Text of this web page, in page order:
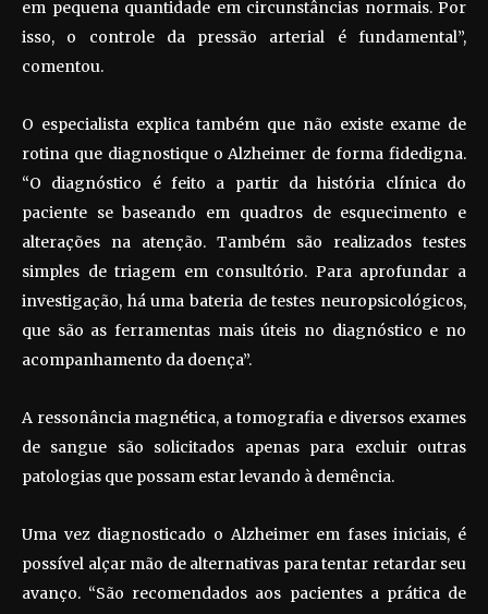
em pequena quantidade em circunstâncias normais. Por
isso, o controle da pressão arterial é fundamental”,
comentou.
O especialista explica também que não existe exame de
rotina que diagnostique o Alzheimer de forma fidedigna.
“O diagnóstico é feito a partir da história clínica do
paciente se baseando em quadros de esquecimento e
alterações na atenção. Também são realizados testes
simples de triagem em consultório. Para aprofundar a
investigação, há uma bateria de testes neuropsicológicos,
que são as ferramentas mais úteis no diagnóstico e no
acompanhamento da doença”.
A ressonância magnética, a tomografia e diversos exames
de sangue são solicitados apenas para excluir outras
patologias que possam estar levando à demência.
Uma vez diagnosticado o Alzheimer em fases iniciais, é
possível alçar mão de alternativas para tentar retardar seu
avanço. “São recomendados aos pacientes a prática de